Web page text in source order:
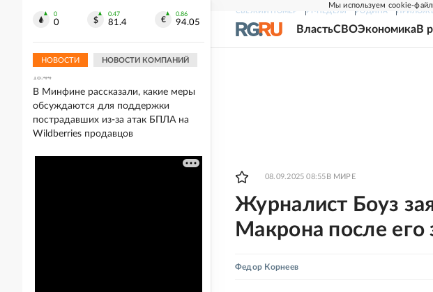
Мы используем cookie-
СВЕЖИЙ НОМЕР РГ-НЕДЕЛЯ РОДИНА
ВластьСВОЭкономикаВ
08.09.2025 08:55 В МИРЕ
Журналист Боуз
Макрона после его
Федор Корнеев
0
0
0.47
81.4
0.86
94.05
НОВОСТИ НОВОСТИ КОМПАНИЙ
Американский фонд Human Rights
18:44
В Минфине рассказали, какие меры
обсуждаются для поддержки
пострадавших из-за атак БПЛА на
Wildberries продавцов